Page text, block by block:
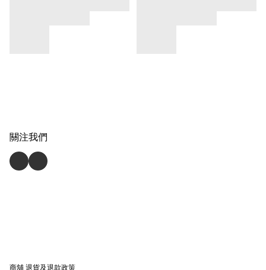
關注我們
商舖 退貨及退款政策